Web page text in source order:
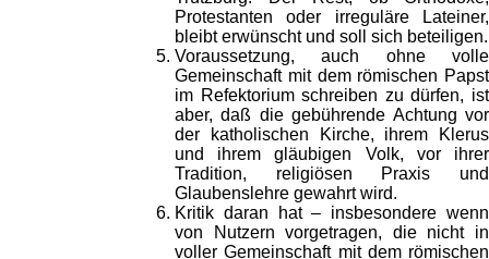
Protestanten oder irreguläre Lateiner,
bleibt erwünscht und soll sich beteiligen.
Voraussetzung, auch ohne volle
Gemeinschaft mit dem römischen Papst
im Refektorium schreiben zu dürfen, ist
aber, daß die gebührende Achtung vor
der katholischen Kirche, ihrem Klerus
und ihrem gläubigen Volk, vor ihrer
Tradition, religiösen Praxis und
Glaubenslehre gewahrt wird.
Kritik daran hat – insbesondere wenn
von Nutzern vorgetragen, die nicht in
voller Gemeinschaft mit dem römischen